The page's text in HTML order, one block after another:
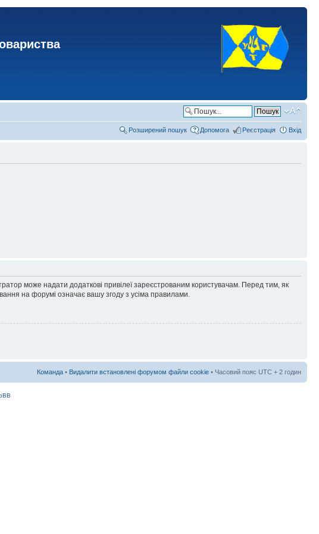
Розширений пошук Допомога Реєстрація Вхід
може надати додаткові привілеї зареєстрованим користувачам. Перед тим, як
на форумі означає вашу згоду з усіма правилами.
Команда • Видалити встановлені форумом файли cookie • Часовий пояс UTC + 2 годин